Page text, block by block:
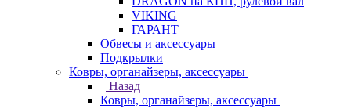
VIKING
ГАРАНТ
Обвесы и аксессуары
Подкрылки
Ковры, органайзеры, аксессуары
Назад
Ковры, органайзеры, аксессуары